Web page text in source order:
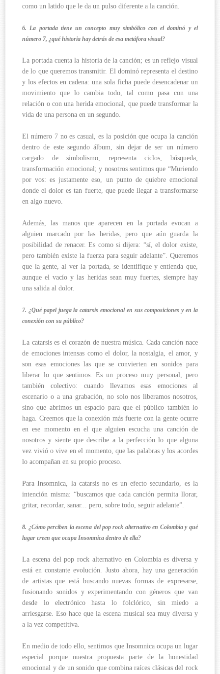
como un latido que le da un pulso diferente a la canción.
6. La portada tiene un concepto muy simbólico con el dominó y el
número 7, ¿qué historia hay detrás de esa metáfora visual?
La portada cuenta la historia de la canción; es un reflejo visual
de lo que queremos transmitir. El dominó representa el destino
y los efectos en cadena: una sola ficha puede desencadenar un
movimiento que lo cambia todo, tal como pasa con una
relación o con una herida emocional, que puede transformar la
vida de una persona en un segundo.
El número 7 no es casual, es la posición que ocupa la canción
dentro de este segundo álbum, sin dejar de ser un número
cargado de simbolismo, representa ciclos, búsqueda,
transformación emocional; y nosotros sentimos que “Muriendo
por vos: es justamente eso, un punto de quiebre emocional
donde el dolor es tan fuerte, que puede llegar a transformarse
en algo nuevo.
Además, las manos que aparecen en la portada evocan a
alguien marcado por las heridas, pero que aún guarda la
posibilidad de renacer. Es como si dijera: “sí, el dolor existe,
pero también existe la fuerza para seguir adelante”. Queremos
que la gente, al ver la portada, se identifique y entienda que,
aunque el vacío y las heridas sean muy fuertes, siempre hay
una salida al dolor.
7. ¿Qué papel juega la catarsis emocional en sus composiciones y en la
conexión con su público?
La catarsis es el corazón de nuestra música. Cada canción nace
de emociones intensas como el dolor, la nostalgia, el amor, y
son esas emociones las que se convierten en sonidos para
liberar lo que sentimos. Es un proceso muy personal, pero
también colectivo: cuando llevamos esas emociones al
escenario o a una grabación, no solo nos liberamos nosotros,
sino que abrimos un espacio para que el público también lo
haga. Creemos que la conexión más fuerte con la gente ocurre
en ese momento en el que alguien escucha una canción de
nosotros y siente que describe a la perfección lo que alguna
vez vivió o vive en el momento, que las palabras y los acordes
lo acompañan en su propio proceso.
Para Insomnica, la catarsis no es un efecto secundario, es la
intención misma: “buscamos que cada canción permita llorar,
gritar, recordar, sanar... pero, sobre todo, seguir adelante”.
8. ¿Cómo perciben la escena del pop rock alternativo en Colombia y qué
lugar creen que ocupa Insomnica dentro de ella?
La escena del pop rock alternativo en Colombia es diversa y
está en constante evolución. Justo ahora, hay una generación
de artistas que está buscando nuevas formas de expresarse,
fusionando sonidos y experimentando con géneros que van
desde lo electrónico hasta lo folclórico, sin miedo a
arriesgarse. Eso hace que la escena musical sea muy diversa y
a la vez competitiva.
En medio de todo ello, sentimos que Insomnica ocupa un lugar
especial porque nuestra propuesta parte de la honestidad
emocional y de un sonido que combina raíces clásicas del rock